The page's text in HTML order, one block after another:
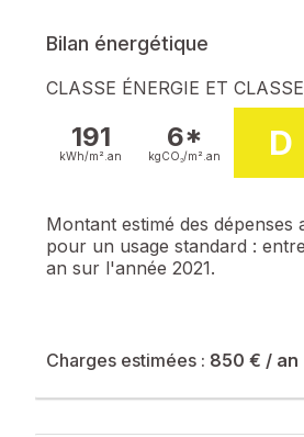
Bilan énergétique
CLASSE ÉNERGIE ET
191
kWh/m². an
6*
kgCO₂/m². an D
Montant estimé des dépenses
pour un usage standard :
an sur l'année 2021.
Charges estimées : 850 € / an